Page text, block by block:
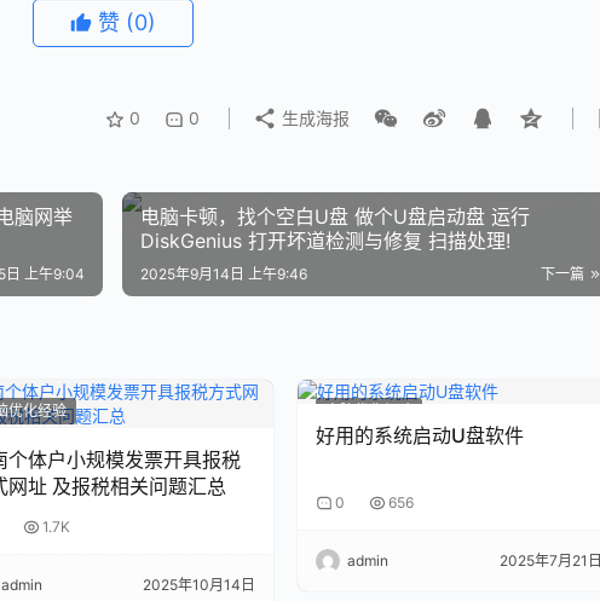
赞 (0)
0 0 生成海报
日 上午9:04
电脑卡顿，找个空白U盘 做个U盘启动盘 运行
DiskGenius 打开坏道检测与修复 扫描处理!
下一篇
2025年9月14日 上午9:46
优化经验
个体户小规模发票开具报税
方式网址 及报税相关问题汇总
1.7K
admin 2025年10月14日
好用的系统启动U盘软件
0 656
admin 2025年7月21日